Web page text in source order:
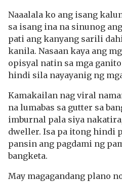
Naaalala ko ang isang
sa isang ina na sinunog
pati ang kanyang sarili
kanila. Nasaan kaya ang
opisyal natin sa mga
hindi sila nayayanig ng
Kamakailan nag viral
na lumabas sa gutter sa
imburnal pala siya
dweller. Isa pa itong hindi
pansin ang pagdami ng
bangketa.
May magagandang plano